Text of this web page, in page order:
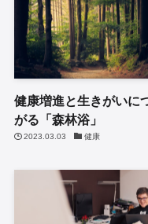
健康増進と生きがいに
がる「森林浴」
2023.03.03 健康